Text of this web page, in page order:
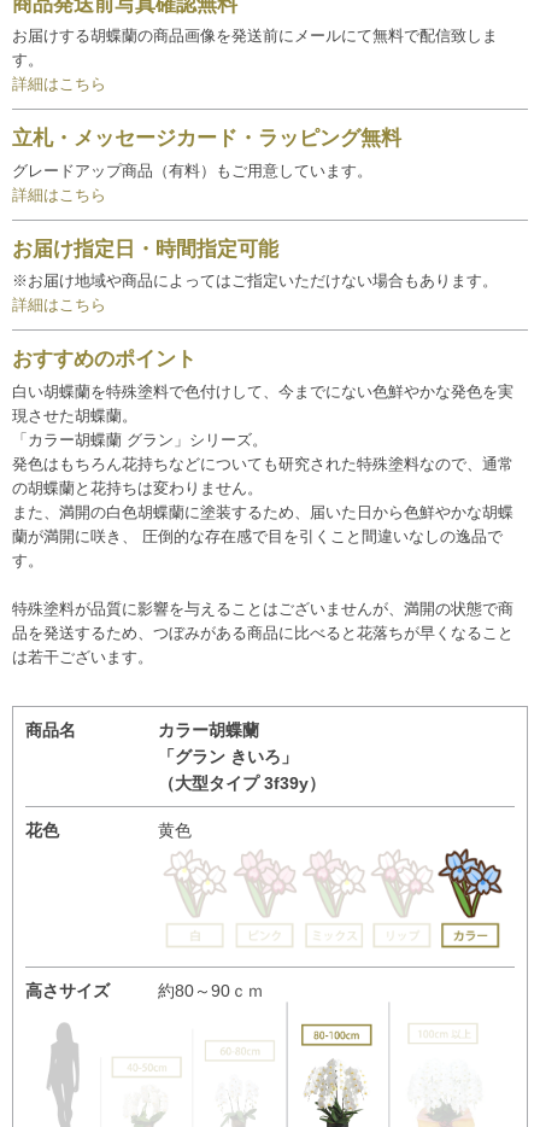
お届けする胡蝶蘭の商品画像を発送前にメールにて無料で配信致しま
す。
詳細はこちら
立札・メッセージカード・ラッピング無料
グレードアップ商品（有料）もご用意しています。
詳細はこちら
お届け指定日・時間指定可能
※お届け地域や商品によってはご指定いただけない場合もあります。
詳細はこちら
おすすめのポイント
白い胡蝶蘭を特殊塗料で色付けして、今までにない色鮮やかな発色を実
現させた胡蝶蘭。
「カラー胡蝶蘭 グラン」シリーズ。
発色はもちろん花持ちなどについても研究された特殊塗料なので、通常
の胡蝶蘭と花持ちは変わりません。
また、満開の白色胡蝶蘭に塗装するため、届いた日から色鮮やかな胡蝶
蘭が満開に咲き、 圧倒的な存在感で目を引くこと間違いなしの逸品で
す。
特殊塗料が品質に影響を与えることはございませんが、満開の状態で商
品を発送するため、つぼみがある商品に比べると花落ちが早くなること
は若干ございます。
商品名
カラー胡蝶蘭
「グラン きいろ」
（大型タイプ 3f39y）
花色 黄色
高さサイズ 約80～90ｃｍ